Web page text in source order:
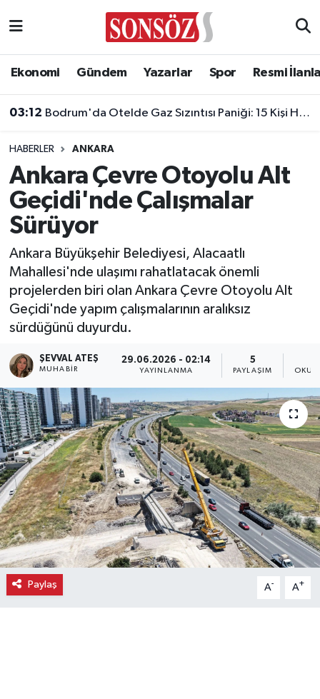
Ekonomi Gündem Yazarlar Spor Resmi
03:12 Bodrum'da Otelde Gaz Sızıntısı Paniği: 15 Kişi Hastaneye Kaldırıldı
HABERLER ANKARA
Ankara Çevre Otoyolu Alt
Geçidi'nde Çalışmalar
Sürüyor
Ankara Büyükşehir Belediyesi, Alacaatlı
Mahallesi'nde ulaşımı rahatlatacak önemli
projelerden biri olan Ankara Çevre Otoyolu Alt
Geçidi'nde yapım çalışmalarının aralıksız
sürdüğünü duyurdu.
ŞEVVAL ATEŞ
MUHABIR
29.06.2026 - 02:14
YAYINLANMA
5
PAYLAŞIM
Paylaş A- A+
Asayiş
Biyografi
Çevre
Diğer
Dünya
Eğitim
Emlak
Gündem
Gurme
Haber
İlçe Haberleri
Ankara Nöbetçi Eczaneler
Ankara Trafik Yoğunluk Haritası
Süper Lig Puan Durumu ve Fikstür
Tüm Manşetler
Son Dakika Haberleri
Haber Arşivi